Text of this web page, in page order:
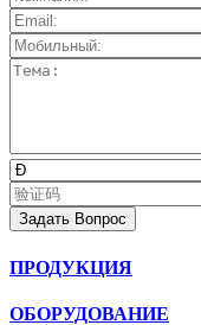
Задать Вопрос
ПРОДУКЦИЯ
ОБОРУДОВАНИЕ